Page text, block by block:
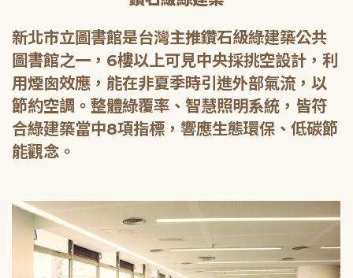
新北市立圖書館是台灣主推鑽石級綠建築公共
圖書館之一，6樓以上可見中央採挑空設計，利
用煙囪效應，能在非夏季時引進外部氣流，以
節約空調。整體綠覆率、智慧照明系統，皆符
合綠建築當中8項指標，響應生態環保、低碳節
能觀念。